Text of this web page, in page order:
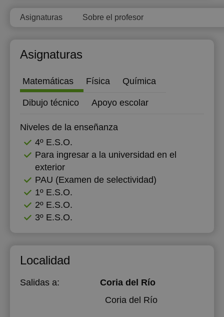
Asignaturas Sobre el profesor
Asignaturas
Matemáticas Física Química
Dibujo técnico Apoyo escolar
Niveles de la enseñanza
4º E.S.O.
Para ingresar a la universidad en el
exterior
PAU (Examen de selectividad)
1º E.S.O.
2º E.S.O.
3º E.S.O.
Localidad
Salidas a:
Coria del Río
Coria del Río